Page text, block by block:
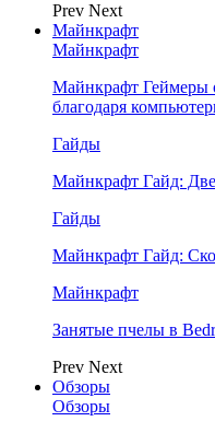
Prev Next
Майнкрафт
Майнкрафт
Майнкрафт Геймеры
благодаря
Гайды
Майнкрафт Гайд:
Гайды
Майнкрафт Гайд:
Майнкрафт
Занятые пчелы в
Prev Next
Обзоры
Обзоры